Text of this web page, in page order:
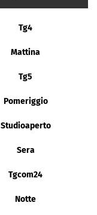
Tg4
Mattina
Tg5
Pomeriggio
Studioaperto
Sera
Tgcom24
Notte